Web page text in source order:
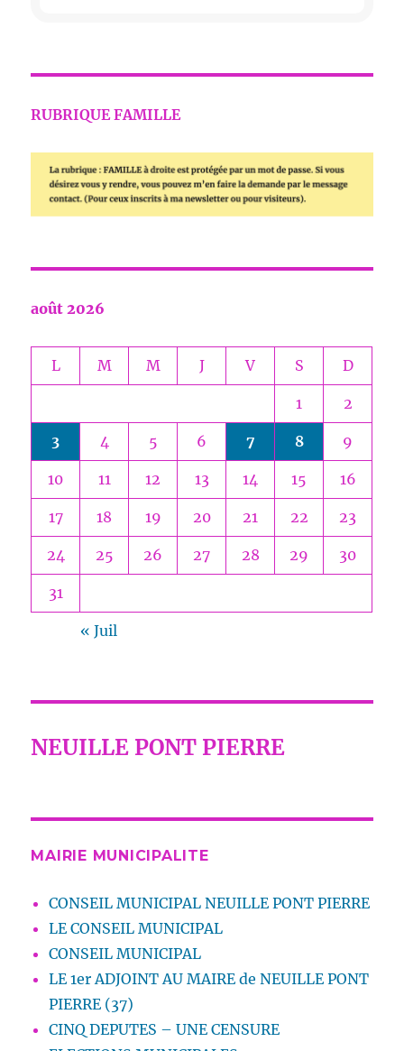
RUBRIQUE FAMILLE
août 2026
L M M J V S D
1 2
3 4 5 6 7 8 9
10 11 12 13 14 15 16
17 18 19 20 21 22 23
24 25 26 27 28 29 30
31
« Juil
NEUILLE PONT PIERRE
MAIRIE MUNICIPALITE
CONSEIL MUNICIPAL NEUILLE PONT PIERRE
LE CONSEIL MUNICIPAL
CONSEIL MUNICIPAL
LE 1er ADJOINT AU MAIRE de NEUILLE PONT
PIERRE (37)
CINQ DEPUTES – UNE CENSURE